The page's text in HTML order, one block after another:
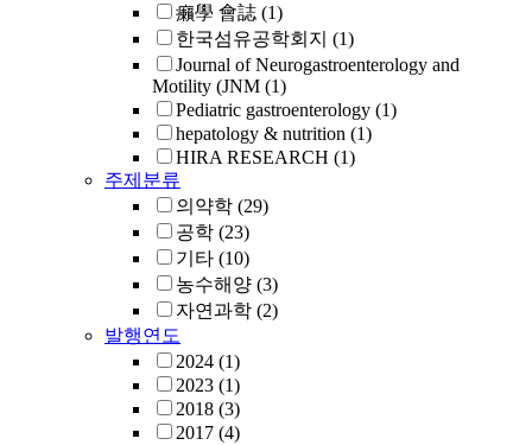
癩學 會誌 (1)
한국섬유공학회지 (1)
Journal of Neurogastroenterology and
Motility (JNM (1)
Pediatric gastroenterology (1)
hepatology & nutrition (1)
HIRA RESEARCH (1)
주제분류
의약학 (29)
공학 (23)
기타 (10)
농수해양 (3)
자연과학 (2)
발행연도
2024 (1)
2023 (1)
2018 (3)
2017 (4)